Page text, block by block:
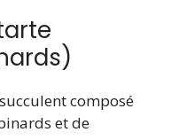
composé
et de